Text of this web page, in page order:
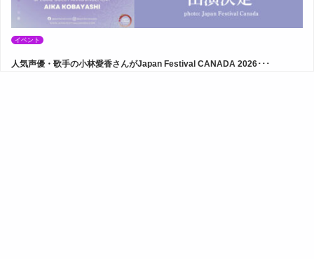
イベント
人気声優・歌手の小林愛香さんがJapan Festival CANADA 2026･･･